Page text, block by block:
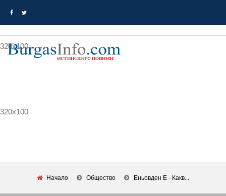
320x100
320x100
Начало Общество Еньовден Е - Какв...